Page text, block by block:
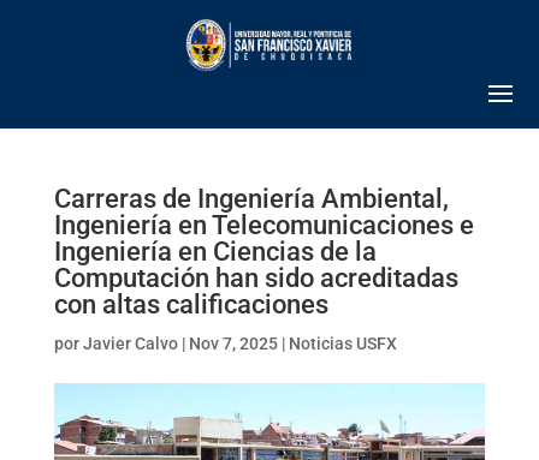
Carreras de Ingeniería Ambiental,
Ingeniería en Telecomunicaciones e
Ingeniería en Ciencias de la
Computación han sido acreditadas
con altas calificaciones
porJavier Calvo| Nov 7, 2025| Noticias USFX